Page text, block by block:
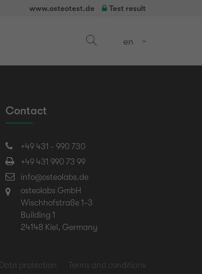
www.osteotest.de Test result
en
Contact
+49 431 - 990 730
+49 431 990 73 99
info@osteolabs.de
osteolabs GmbH
Wischhofstraße 1-3
Building 1
24148 Kiel, Germany
Data protection Terms and conditions